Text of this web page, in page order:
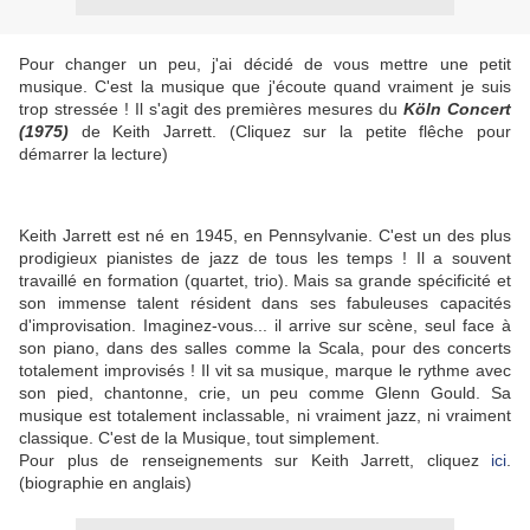
Pour changer un peu, j'ai décidé de vous mettre une petit
musique. C'est la musique que j'écoute quand vraiment je suis
trop stressée ! Il s'agit des premières mesures duKöln Concert
(1975) de Keith Jarrett. (Cliquez sur la petite flêche pour
démarrer la lecture)
Keith Jarrett est né en 1945, en Pennsylvanie. C'est un des plus
prodigieux pianistes de jazz de tous les temps ! Il a souvent
travaillé en formation (quartet, trio). Mais sa grande spécificité et
son immense talent résident dans ses fabuleuses capacités
d'improvisation. Imaginez-vous... il arrive sur scène, seul face à
son piano, dans des salles comme la Scala, pour des concerts
totalement improvisés ! Il vit sa musique, marque le rythme avec
son pied, chantonne, crie, un peu comme Glenn Gould. Sa
musique est totalement inclassable, ni vraiment jazz, ni vraiment
classique. C'est de la Musique, tout simplement.
Pour plus de renseignements sur Keith Jarrett, cliquez ici
(biographie en anglais)